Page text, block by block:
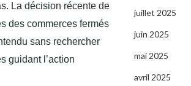
La décision récente de
des commerces fermés
sans rechercher
guidant l’action
juillet 2025
juin 2025
mai 2025
avril 2025